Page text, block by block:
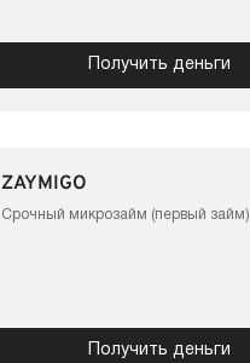
Получить деньги
ZAYMIGO
Срочный микрозайм (первый займ)
Получить деньги